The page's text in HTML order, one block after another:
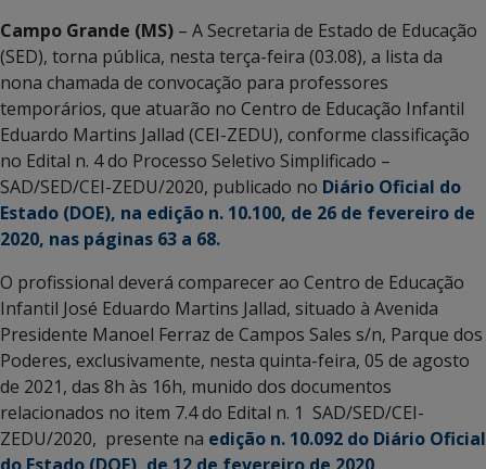
Campo Grande (MS) – A Secretaria de Estado de Educação
(SED), torna pública, nesta terça-feira (03.08), a lista da
nona chamada de convocação para professores
temporários, que atuarão no Centro de Educação Infantil
Eduardo Martins Jallad (CEI-ZEDU), conforme classificação
no Edital n. 4 do Processo Seletivo Simplificado –
SAD/SED/CEI-ZEDU/2020, publicado no Diário Oficial do
Estado (DOE), na edição n. 10.100, de 26 de fevereiro de
2020, nas páginas 63 a 68.
O profissional deverá comparecer ao Centro de Educação
Infantil José Eduardo Martins Jallad, situado à Avenida
Presidente Manoel Ferraz de Campos Sales s/n, Parque dos
Poderes, exclusivamente, nesta quinta-feira, 05 de agosto
de 2021, das 8h às 16h, munido dos documentos
relacionados no item 7.4 do Edital n. 1 SAD/SED/CEI-
ZEDU/2020, presente na edição n. 10.092 do Diário Oficial